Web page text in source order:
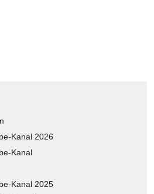
Kanal 2026
Kanal
Kanal 2025